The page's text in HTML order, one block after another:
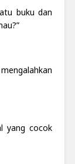
buku dan
yang cocok